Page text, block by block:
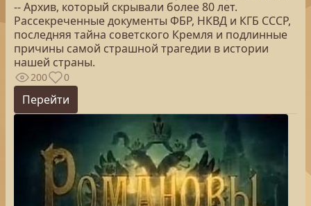
-- Архив, который скрывали более 80 лет.
Рассекреченные документы ФБР, НКВД и КГБ СССР,
последняя тайна советского Кремля и подлинные
причины самой страшной трагедии в истории
нашей страны.
200 0
Перейти